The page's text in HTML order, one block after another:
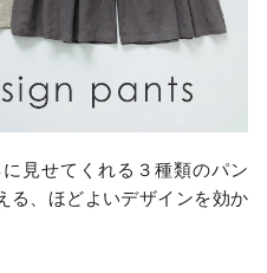
見せてくれる３種類のパン
る、ほどよいデザインを効か